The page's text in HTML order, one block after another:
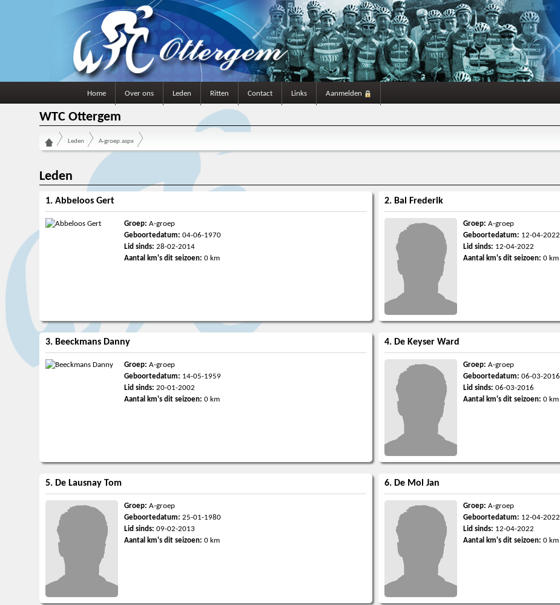
Home Over ons Leden Ritten Contact Links Aanmelden
WTC Ottergem
Leden A-groep.aspx
Leden
1. Abbeloos Gert
Groep: A-groep
Geboortedatum: 04-06-1970
Lid sinds: 28-02-2014
Aantal km's dit seizoen: 0 km
2. Bal Frederik
Groep: A-groep
Geboortedatum: 12-04-2022
Lid sinds: 12-04-2022
Aantal km's dit seizoen: 0 km
3. Beeckmans Danny
Groep: A-groep
Geboortedatum: 14-05-1959
Lid sinds: 20-01-2002
Aantal km's dit seizoen: 0 km
4. De Keyser Ward
Groep: A-groep
Geboortedatum: 06-03-2016
Lid sinds: 06-03-2016
Aantal km's dit seizoen: 0 km
5. De Lausnay Tom
Groep: A-groep
Geboortedatum: 25-01-1980
Lid sinds: 09-02-2013
Aantal km's dit seizoen: 0 km
6. De Mol Jan
Groep: A-groep
Geboortedatum: 12-04-2022
Lid sinds: 12-04-2022
Aantal km's dit seizoen: 0 km